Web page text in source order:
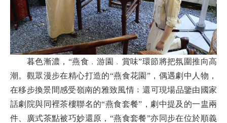
暮色漸濃，“燕食﹒游園﹒賞味”環節將把氛圍推向高
潮。觀眾漫步在精心打造的“燕食花園”，偶遇劇中人物，
在移步換景間感受嶺南的雅致風情﹔還可現場品鑒由國家
話劇院與同裡茶樓聯名的“燕食套餐”，劇中提及的一盅兩
件、廣式茶點被巧妙還原，“燕食套餐”亦同步在位於順義